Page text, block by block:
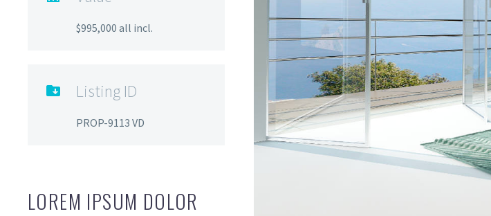
$995,000 all incl.
 Listing ID
PROP-9113 VD
LOREM IPSUM DOLOR